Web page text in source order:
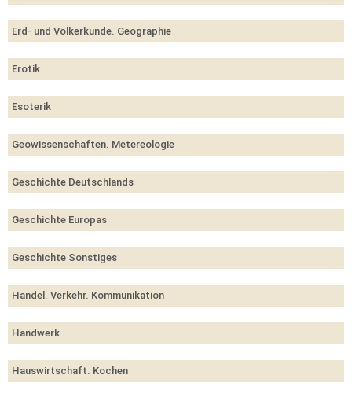
Erd- und Völkerkunde. Geographie
Erotik
Esoterik
Geowissenschaften. Metereologie
Geschichte Deutschlands
Geschichte Europas
Geschichte Sonstiges
Handel. Verkehr. Kommunikation
Handwerk
Hauswirtschaft. Kochen